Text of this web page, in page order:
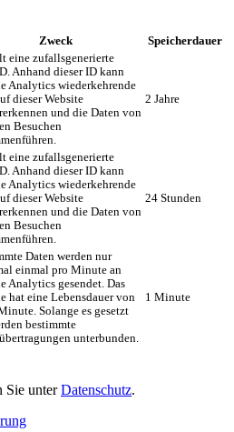
Zweck Speicherdauer
eine zufallsgenerierte
Anhand dieser ID kann
Analytics wiederkehrende
dieser Website
und die Daten von
Besuchen
2 Jahre
eine zufallsgenerierte
Anhand dieser ID kann
Analytics wiederkehrende
dieser Website
und die Daten von
Besuchen
24 Stunden
Daten werden nur
einmal pro Minute an
Analytics gesendet. Das
hat eine Lebensdauer von
Solange es gesetzt
bestimmte
unterbunden.
1 Minute
Sie unterDatenschutz.